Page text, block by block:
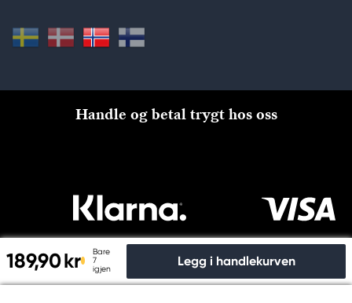
189,90 kr
Bare
7
igjen
Legg i handlekurven
Handle og betal trygt hos oss